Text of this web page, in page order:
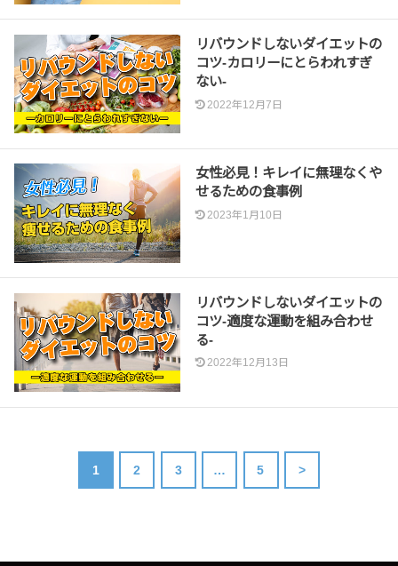
リバウンドしないダイエットの
コツ-カロリーにとらわれすぎ
ない-
2022年12月7日
女性必見！キレイに無理なくや
せるための食事例
2023年1月10日
リバウンドしないダイエットの
コツ-適度な運動を組み合わせ
る-
2022年12月13日
1 2 3 … 5 >